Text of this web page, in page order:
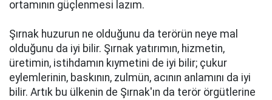
ortamının güçlenmesi lazım.
Şırnak huzurun ne olduğunu da terörün neye mal
olduğunu da iyi bilir. Şırnak yatırımın, hizmetin,
üretimin, istihdamın kıymetini de iyi bilir; çukur
eylemlerinin, baskının, zulmün, acının anlamını da iyi
bilir. Artık bu ülkenin de Şırnak'ın da terör örgütlerine